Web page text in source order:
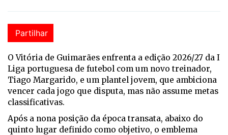
Partilhar
O Vitória de Guimarães enfrenta a edição 2026/27 da I
Liga portuguesa de futebol com um novo treinador,
Tiago Margarido, e um plantel jovem, que ambiciona
vencer cada jogo que disputa, mas não assume metas
classificativas.
Após a nona posição da época transata, abaixo do
quinto lugar definido como objetivo, o emblema